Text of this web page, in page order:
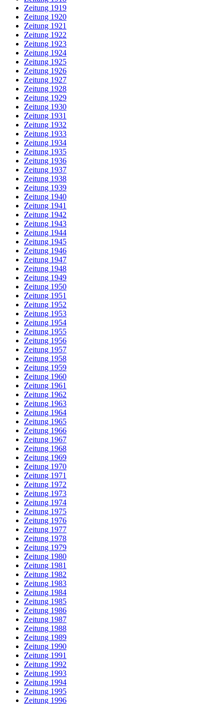
Zeitung 1919
Zeitung 1920
Zeitung 1921
Zeitung 1922
Zeitung 1923
Zeitung 1924
Zeitung 1925
Zeitung 1926
Zeitung 1927
Zeitung 1928
Zeitung 1929
Zeitung 1930
Zeitung 1931
Zeitung 1932
Zeitung 1933
Zeitung 1934
Zeitung 1935
Zeitung 1936
Zeitung 1937
Zeitung 1938
Zeitung 1939
Zeitung 1940
Zeitung 1941
Zeitung 1942
Zeitung 1943
Zeitung 1944
Zeitung 1945
Zeitung 1946
Zeitung 1947
Zeitung 1948
Zeitung 1949
Zeitung 1950
Zeitung 1951
Zeitung 1952
Zeitung 1953
Zeitung 1954
Zeitung 1955
Zeitung 1956
Zeitung 1957
Zeitung 1958
Zeitung 1959
Zeitung 1960
Zeitung 1961
Zeitung 1962
Zeitung 1963
Zeitung 1964
Zeitung 1965
Zeitung 1966
Zeitung 1967
Zeitung 1968
Zeitung 1969
Zeitung 1970
Zeitung 1971
Zeitung 1972
Zeitung 1973
Zeitung 1974
Zeitung 1975
Zeitung 1976
Zeitung 1977
Zeitung 1978
Zeitung 1979
Zeitung 1980
Zeitung 1981
Zeitung 1982
Zeitung 1983
Zeitung 1984
Zeitung 1985
Zeitung 1986
Zeitung 1987
Zeitung 1988
Zeitung 1989
Zeitung 1990
Zeitung 1991
Zeitung 1992
Zeitung 1993
Zeitung 1994
Zeitung 1995
Zeitung 1996